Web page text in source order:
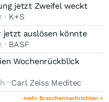
jetzt Zweifel weckt
· K+S
jetzt auslösen könnte
· BASF
Wochenrückblick
· Carl Zeiss Meditec
mehr Branchennachrichten »